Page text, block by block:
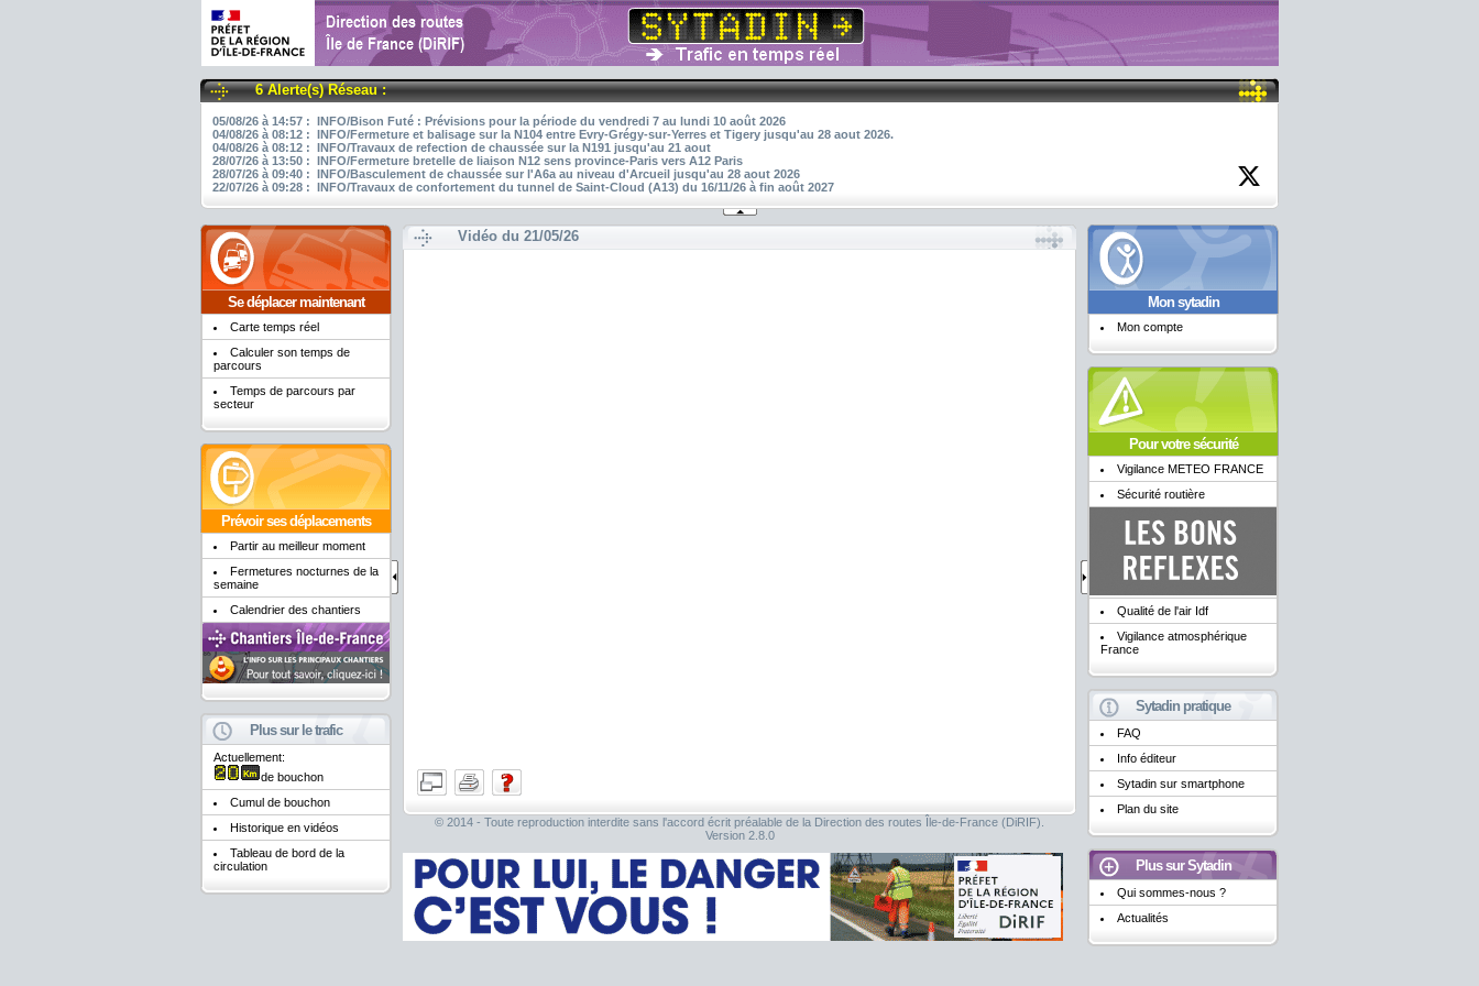
6 Alerte(s) Réseau :
05/08/26 à 14:57 : INFO/Bison Futé : Prévisions pour la période du vendredi 7 au lundi 10 août 2026
04/08/26 à 08:12 : INFO/Fermeture et balisage sur la N104 entre Evry-Grégy-sur-Yerres et Tigery jusqu'au 28 aout 2026.
04/08/26 à 08:12 : INFO/Travaux de refection de chaussée sur la N191 jusqu'au 21 aout
28/07/26 à 13:50 : INFO/Fermeture bretelle de liaison N12 sens province-Paris vers A12 Paris
28/07/26 à 09:40 : INFO/Basculement de chaussée sur l'A6a au niveau d'Arcueil jusqu'au 28 aout 2026
22/07/26 à 09:28 : INFO/Travaux de confortement du tunnel de Saint-Cloud (A13) du 16/11/26 à fin août 2027
Se déplacer maintenant
Carte temps réel
Calculer son temps de
parcours
Temps de parcours par
secteur
Prévoir ses déplacements
Partir au meilleur moment
Fermetures nocturnes de la
semaine
Calendrier des chantiers
Plus sur le trafic
Actuellement:
de bouchon
Cumul de bouchon
Historique en vidéos
Tableau de bord de la
circulation
Mon sytadin
Mon compte
Pour votre sécurité
Vigilance METEO FRANCE
Sécurité routière
Qualité de l'air Idf
Vigilance atmosphérique
France
Sytadin pratique
FAQ
Info éditeur
Sytadin sur smartphone
Plan du site
Plus sur Sytadin
Qui sommes-nous ?
Actualités
Vidéo du 21/05/26
© 2014 - Toute reproduction interdite sans l'accord écrit préalable de la Direction des routes Île-de-France (DiRIF).
Version 2.8.0